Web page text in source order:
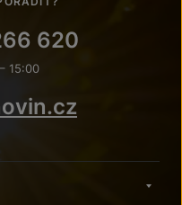
620
15:00